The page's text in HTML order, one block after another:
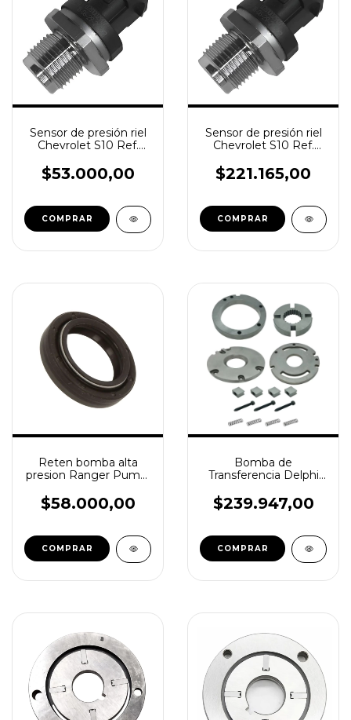
Sensor de presión riel
Chevrolet S10 Ref.
$53.000,00
Sensor de presión riel
Chevrolet S10 Ref.
$221.165,00
Reten bomba alta
presion Ranger Puma-
mm Ref: Continental
A2C5325205380
$58.000,00
Bomba de
Transferencia Delphi
$239.947,00